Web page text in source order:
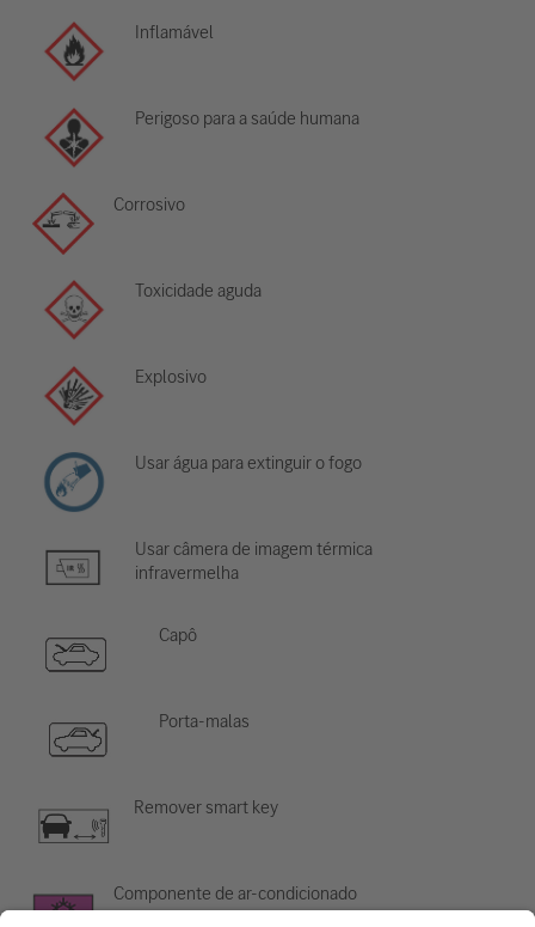
Inflamável
Perigoso para a saúde humana
Corrosivo
Toxicidade aguda
Explosivo
Usar água para extinguir o fogo
Usar câmera de imagem térmica
infravermelha
Capô
Porta-malas
Remover smart key
Componente de ar-condicionado